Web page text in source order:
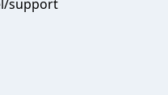
support